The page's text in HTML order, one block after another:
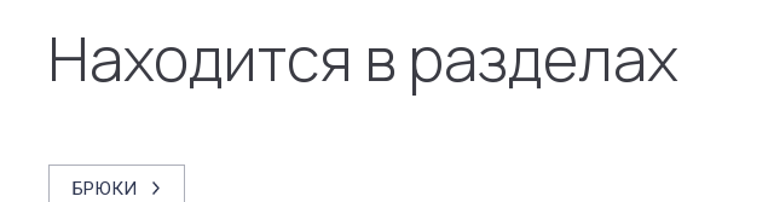
Находится в разделах
БРЮКИ